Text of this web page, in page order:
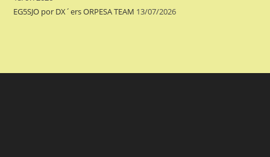
EG5SJO por DX´ers ORPESA TEAM 13/07/2026